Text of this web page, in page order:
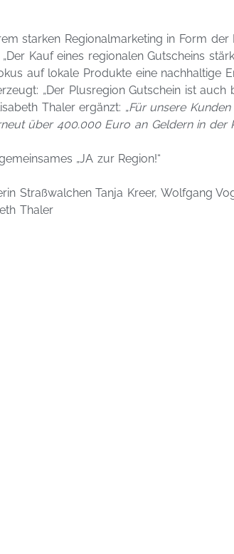
starken Regionalmarketing in Form
Kauf eines regionalen Gutscheins
auf lokale Produkte eine nachhaltige
„Der Plusregion Gutschein ist auch
Thaler ergänzt: „Für unsere
über 400.000 Euro an Geldern in der
„JA zur Region!“
Straßwalchen Tanja Kreer, Wolfgang
Thaler